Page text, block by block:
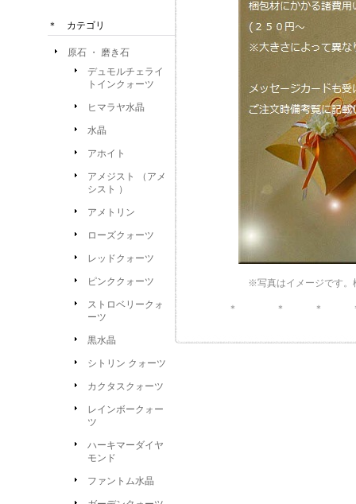
＊ カテゴリ
原石 ・ 磨き石
デュモルチェライ
トインクォーツ
ヒマラヤ水晶
水晶
アホイト
アメジスト （アメ
シスト ）
アメトリン
ローズクォーツ
レッドクォーツ
ピンククォーツ
ストロベリークォ
ーツ
黒水晶
シトリン クォーツ
カクタスクォーツ
レインボークォー
ツ
ハーキマーダイヤ
モンド
ファントム水晶
※写真はイメージです。
＊ ＊ ＊